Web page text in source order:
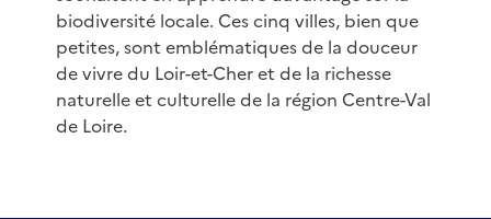
biodiversité locale. Ces cinq villes, bien que
petites, sont emblématiques de la douceur
de vivre du Loir-et-Cher et de la richesse
naturelle et culturelle de la région Centre-Val
de Loire.